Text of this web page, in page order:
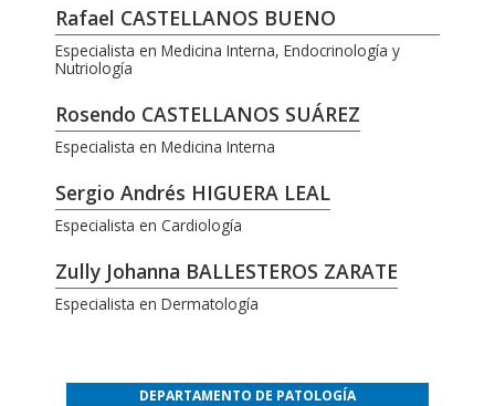
Rafael CASTELLANOS BUENO
Especialista en Medicina Interna, Endocrinología y
Nutriología
Rosendo CASTELLANOS SUÁREZ
Especialista en Medicina Interna
Sergio Andrés HIGUERA LEAL
Especialista en Cardiología
Zully Johanna BALLESTEROS ZARATE
Especialista en Dermatología
DEPARTAMENTO DE PATOLOGÍA